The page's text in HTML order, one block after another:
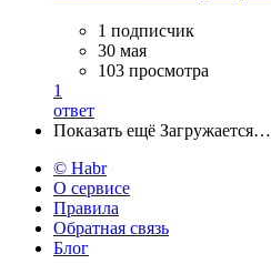
1 подписчик
30 мая
103 просмотра
1
ответ
Показать ещё Загружается…
© Habr
О сервисе
Правила
Обратная связь
Блог